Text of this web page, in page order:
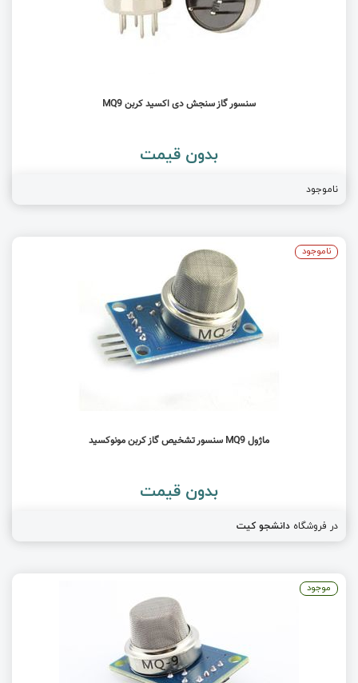
سنسور گاز سنجش دی اکسید کربن MQ9
بدون قیمت
ناموجود
ماژول MQ9 سنسور تشخیص گاز کربن مونوکسید
بدون قیمت
در فروشگاه دانشجو کیت
ناموجود
موجود